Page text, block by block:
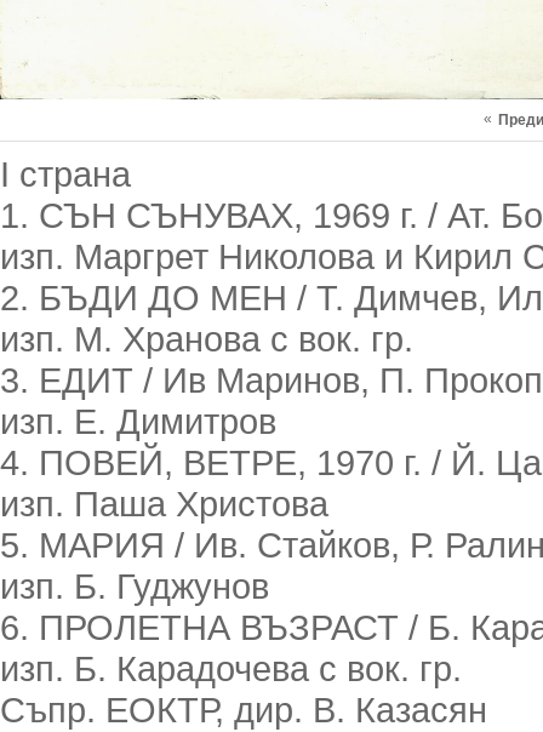
«
I страна
1. СЪН СЪНУВАХ, 1969 г. / Ат.
изп. Маргрет Николова и Кирил
2. БЪДИ ДО МЕН / Т. Димчев,
изп. М. Хранова с вок. гр.
3. ЕДИТ / Ив Маринов, П.
изп. Е. Димитров
4. ПОВЕЙ, ВЕТРЕ, 1970 г. / Й.
изп. Паша Христова
5. МАРИЯ / Ив. Стайков, Р.
изп. Б. Гуджунов
6. ПРОЛЕТНА ВЪЗРАСТ / Б.
изп. Б. Карадочева с вок. гр.
Съпр. ЕОКТР, дир. В. Казасян